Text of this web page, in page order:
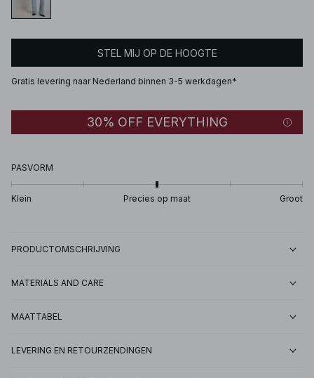
STEL MIJ OP DE HOOGTE
Gratis levering naar Nederland binnen 3-5 werkdagen*
30% OFF EVERYTHING
PASVORM
Klein Precies op maat Groot
PRODUCTOMSCHRIJVING
MATERIALS AND CARE
MAATTABEL
LEVERING EN RETOURZENDINGEN